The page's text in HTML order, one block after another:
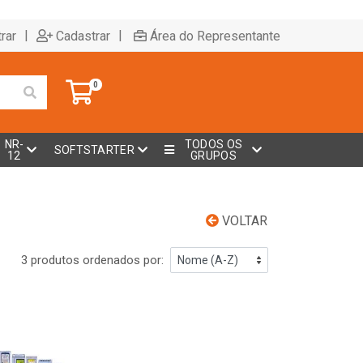
| Cadastrar | Área do Representante
0
NR-
12
SOFTSTARTER
TODOS OS
GRUPOS
VOLTAR
3 produtos ordenados por: